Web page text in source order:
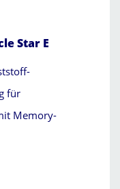
Star E
für
Memory-